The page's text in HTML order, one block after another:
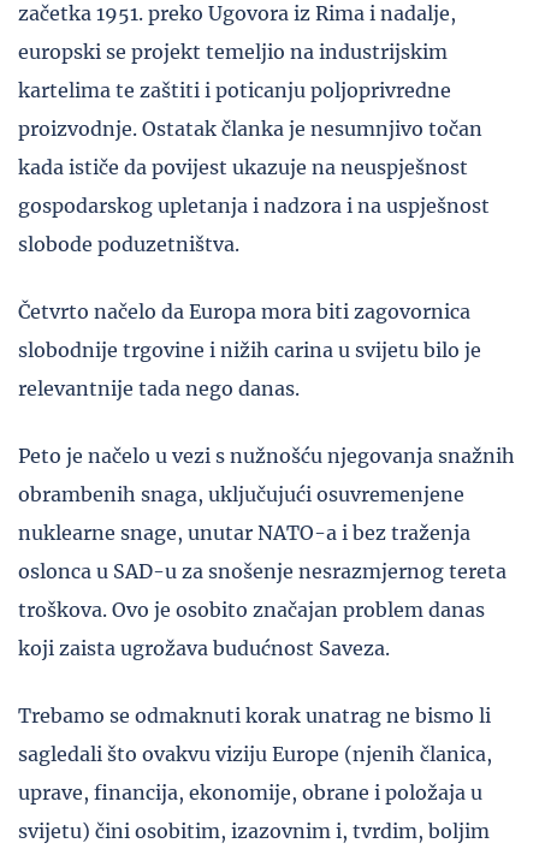
začetka 1951. preko Ugovora iz Rima i nadalje,
europski se projekt temeljio na industrijskim
kartelima te zaštiti i poticanju poljoprivredne
proizvodnje. Ostatak članka je nesumnjivo točan
kada ističe da povijest ukazuje na neuspješnost
gospodarskog upletanja i nadzora i na uspješnost
slobode poduzetništva.
Četvrto načelo da Europa mora biti zagovornica
slobodnije trgovine i nižih carina u svijetu bilo je
relevantnije tada nego danas.
Peto je načelo u vezi s nužnošću njegovanja snažnih
obrambenih snaga, uključujući osuvremenjene
nuklearne snage, unutar NATO-a i bez traženja
oslonca u SAD-u za snošenje nesrazmjernog tereta
troškova. Ovo je osobito značajan problem danas
koji zaista ugrožava budućnost Saveza.
Trebamo se odmaknuti korak unatrag ne bismo li
sagledali što ovakvu viziju Europe (njenih članica,
uprave, financija, ekonomije, obrane i položaja u
svijetu) čini osobitim, izazovnim i, tvrdim, boljim